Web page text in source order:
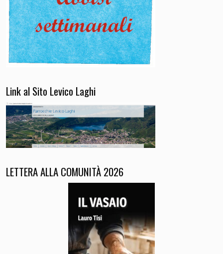
Link al Sito Levico Laghi
LETTERA ALLA COMUNITÀ 2026